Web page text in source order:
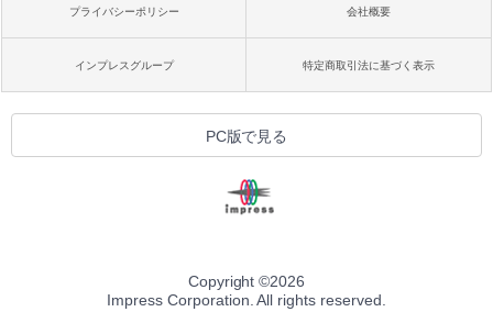
プライバシーポリシー 会社概要
インプレスグループ 特定商取引法に基づく表示
PC版で見る
Copyright ©2026
Impress Corporation. All rights reserved.